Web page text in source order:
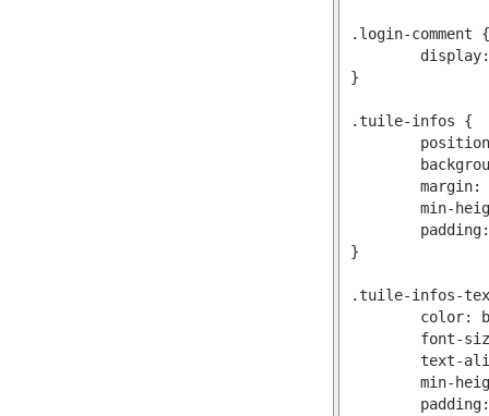
.login-comment {
}
.tuile-infos {
}
.tuile-infos-